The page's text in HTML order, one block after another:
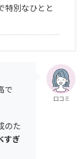
特別なひとと
で
のた
すぎ
口コミ